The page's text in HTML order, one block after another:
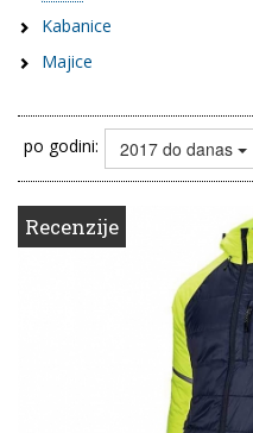
Kabanice
Majice
po godini: 2017 do danas
Recenzije